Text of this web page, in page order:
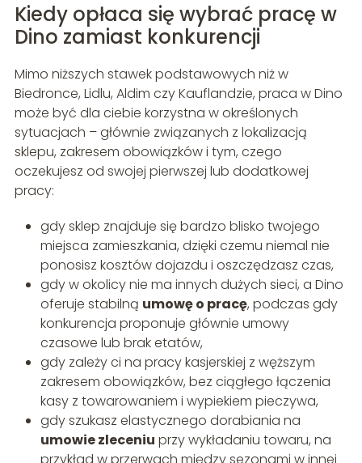
Kiedy opłaca się wybrać pracę w
Dino zamiast konkurencji
Mimo niższych stawek podstawowych niż w
Biedronce, Lidlu, Aldim czy Kauflandzie, praca w Dino
może być dla ciebie korzystna w określonych
sytuacjach – głównie związanych z lokalizacją
sklepu, zakresem obowiązków i tym, czego
oczekujesz od swojej pierwszej lub dodatkowej
pracy:
gdy sklep znajduje się bardzo blisko twojego
miejsca zamieszkania, dzięki czemu niemal nie
ponosisz kosztów dojazdu i oszczędzasz czas,
gdy w okolicy nie ma innych dużych sieci, a Dino
oferuje stabilną umowę o pracę, podczas gdy
konkurencja proponuje głównie umowy
czasowe lub brak etatów,
gdy zależy ci na pracy kasjerskiej z węższym
zakresem obowiązków, bez ciągłego łączenia
kasy z towarowaniem i wypiekiem pieczywa,
gdy szukasz elastycznego dorabiania na
umowie zleceniu przy wykładaniu towaru, na